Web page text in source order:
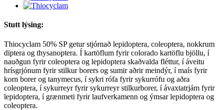
Stutt lýsing:
Thiocyclam 50% SP getur stjórnað lepidoptera, coleoptera, nokkrum
diptera og thysanoptera. Í kartöflum fyrir colorado kartöflu bjöllu, í
nauðgun fyrir coleoptera og lepidoptera skaðvalda fléttur, í áveitu
hrísgrjónum fyrir stilkur borers og sumir aðrir meindýr, í maís fyrir
korn borer og tanymecus, í sykri rófa fyrir sykurrófu og aðra
coleoptera, í sykurreyr fyrir sykurreyr stilkurborer, í ávaxtatrjám fyrir
lepidoptera, í grænmeti fyrir laufverkamenn og ýmsar lepidoptera og
coleoptera.